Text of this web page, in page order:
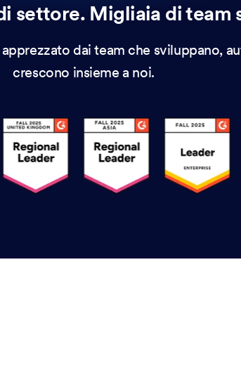
settore. Migliaia di team
dai team che sviluppano,
crescono insieme a noi.